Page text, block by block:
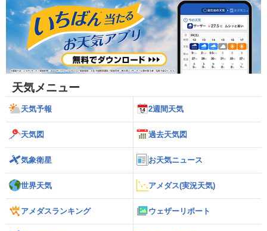
天気メニュー
天気予報 2週間天気
天気図 過去天気図
気象衛星 お天気ニュース
世界天気 アメダス(実況天気)
アメダスランキング ウェザーリポート